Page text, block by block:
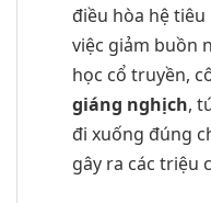
điều hòa hệ
việc giảm buồn
học cổ truyền,
giáng nghịch,
đi xuống đúng
gây ra các triệu